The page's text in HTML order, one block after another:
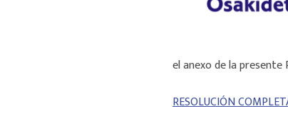
el anexo de la presente
RESOLUCIÓN